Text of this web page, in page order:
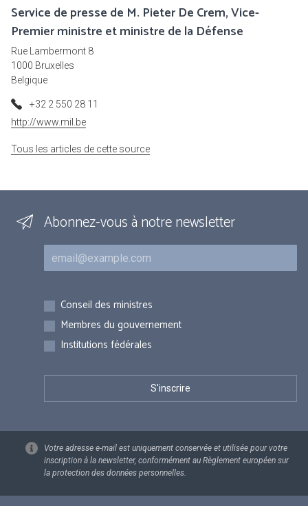
Service de presse de M. Pieter De Crem, Vice-
Premier ministre et ministre de la Défense
Rue Lambermont 8
1000 Bruxelles
Belgique
+32 2 550 28 11
http://www.mil.be
Tous les articles de cette source
Abonnez-vous à notre newsletter
Courriel
Inscriptions
Conseil des ministres
Membres du gouvernement
Institutions fédérales
Votre adresse e-mail est uniquement conservée et utilisée pour votre
inscription à la newsletter, conformément au Règlement européen sur
la protection des données personnelles.